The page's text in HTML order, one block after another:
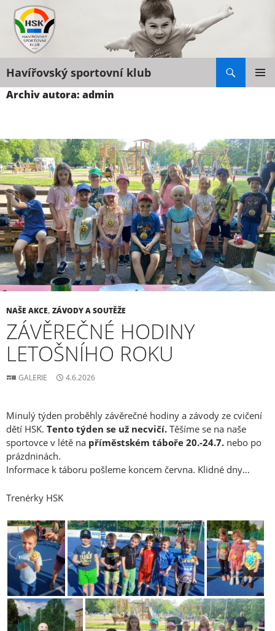
Havířovský sportovní klub
K
Archiv autora: admin
NAŠE AKCE, ZÁVODY A SOUTĚŽE
ZÁVĚREČNÉ HODINY
LETOŠNÍHO ROKU
GALERIE 4.6.2026
Minulý týden proběhly závěrečné hodiny a závody ze cvičení
dětí HSK. Tento týden se už necvičí. Těšíme se na naše
sportovce v létě na příměstském táboře 20.-24.7. nebo po
prázdninách.
Informace k táboru pošleme koncem června. Klidné dny…
Trenérky HSK